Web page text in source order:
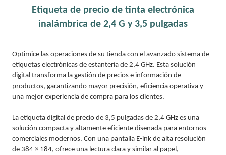
Etiqueta de precio de tinta electrónica
inalámbrica de 2,4 G y 3,5 pulgadas
Optimice las operaciones de su tienda con el avanzado sistema de
etiquetas electrónicas de estantería de 2,4 GHz. Esta solución
digital transforma la gestión de precios e información de
productos, garantizando mayor precisión, eficiencia operativa y
una mejor experiencia de compra para los clientes.
La etiqueta digital de precio de 3,5 pulgadas de 2,4 GHz es una
solución compacta y altamente eficiente diseñada para entornos
comerciales modernos. Con una pantalla E-ink de alta resolución
de 384 × 184, ofrece una lectura clara y similar al papel,